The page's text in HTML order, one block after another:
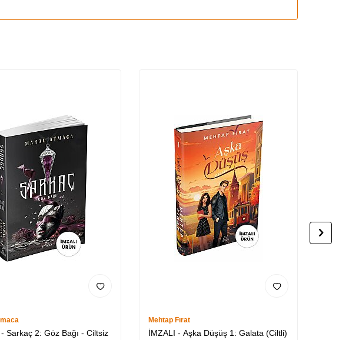
Sarkaç 2: Göz Bağı - Ciltsiz
Mehtap Fırat
İMZALI - Aşka Düşüş 1: Galata (Ciltli)